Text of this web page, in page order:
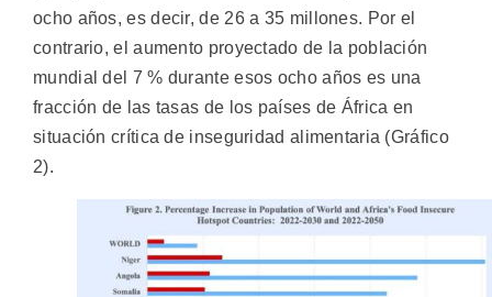
ocho años, es decir, de 26 a 35 millones. Por el
contrario, el aumento proyectado de la población
mundial del 7 % durante esos ocho años es una
fracción de las tasas de los países de África en
situación crítica de inseguridad alimentaria (Gráfico
2).